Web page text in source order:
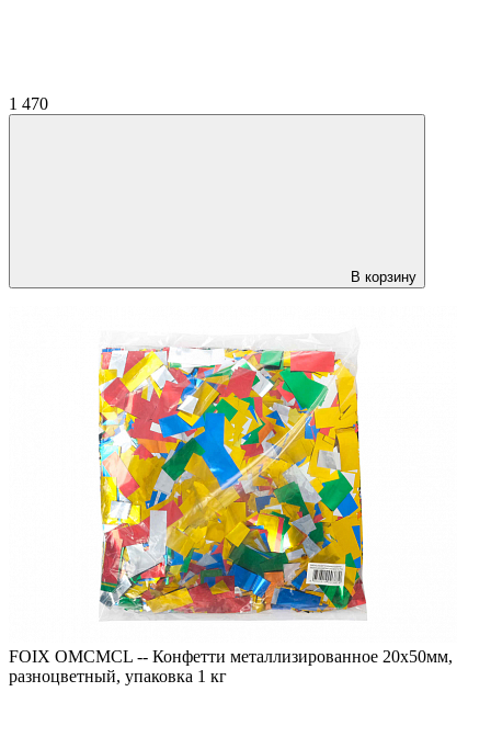
1 470
В корзину
FOIX OMCMCL -- Конфетти металлизированное 20х50мм,
разноцветный, упаковка 1 кг